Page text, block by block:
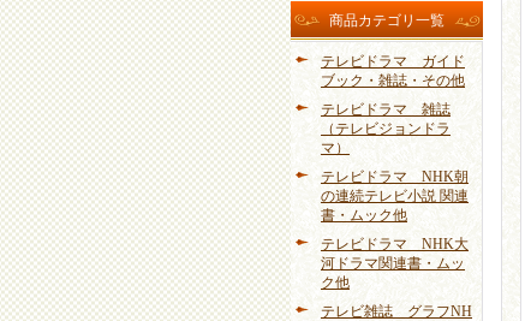
商品カテゴリ一覧
テレビドラマ ガイド
ブック・雑誌・その他
テレビドラマ 雑誌
（テレビジョンドラ
マ）
テレビドラマ NHK朝
の連続テレビ小説 関連
書・ムック他
テレビドラマ NHK大
河ドラマ関連書・ムッ
ク他
テレビ雑誌 グラフNH